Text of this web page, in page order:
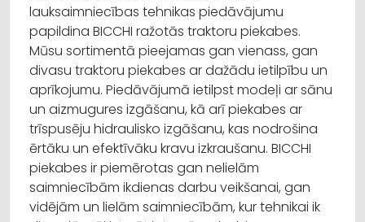
lauksaimniecības tehnikas piedāvājumu
papildina BICCHI ražotās traktoru piekabes.
Mūsu sortimentā pieejamas gan vienass, gan
divasu traktoru piekabes ar dažādu ietilpību un
aprīkojumu. Piedāvājumā ietilpst modeļi ar sānu
un aizmugures izgāšanu, kā arī piekabes ar
trīspusēju hidraulisko izgāšanu, kas nodrošina
ērtāku un efektīvāku kravu izkraušanu. BICCHI
piekabes ir piemērotas gan nelielām
saimniecībām ikdienas darbu veikšanai, gan
vidējām un lielām saimniecībām, kur tehnikai ik